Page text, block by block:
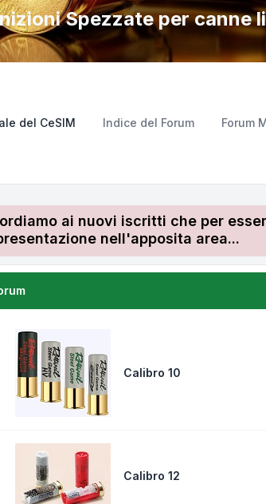
Spezzate per canne
del CeSIM Indice del Forum Forum
ai nuovi iscritti che per
nell'apposita area...
Calibro 10
Calibro 12